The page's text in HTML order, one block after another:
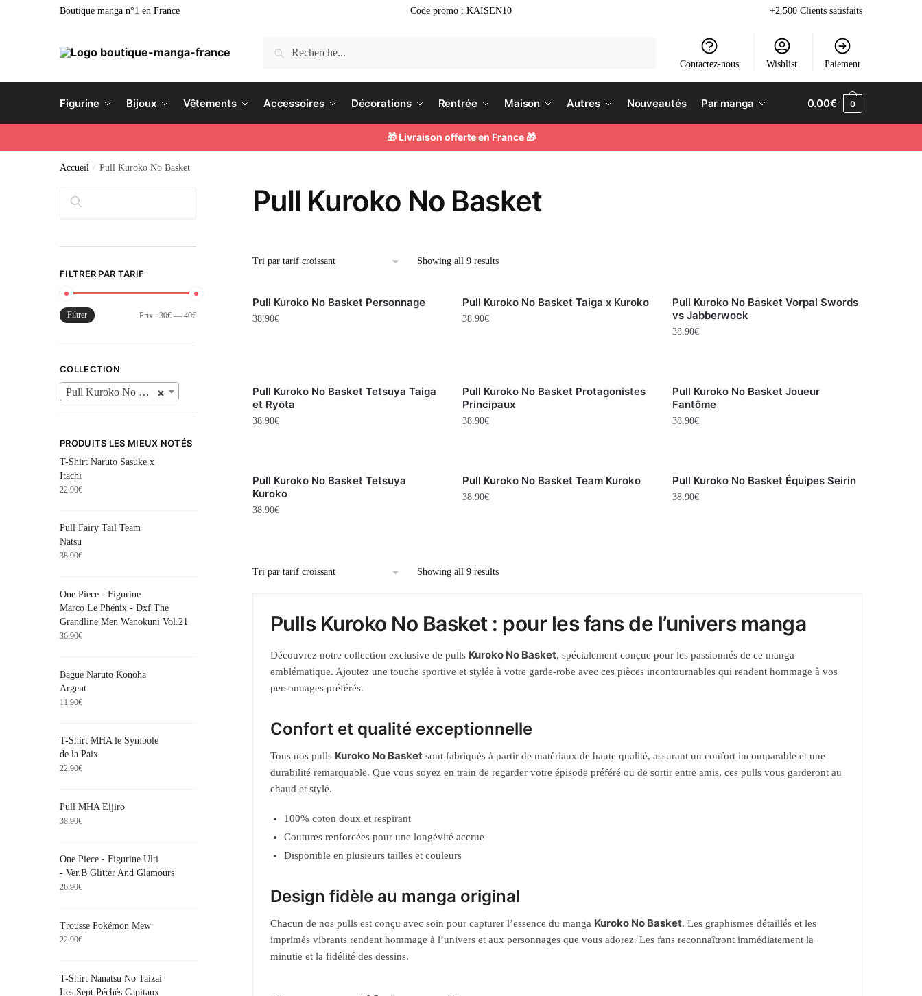
Boutique manga n°1 en France Code promo : KAISEN10 +2,500 Clients satisfaits
Recherche
Contactez-nous Wishlist Paiement
Figurine Bijoux Vêtements Accessoires Décorations Rentrée Maison Autres Nouveautés Par manga 0.00€ 0
🎁 Livraison offerte en France 🎁
Accueil / Pull Kuroko No Basket
Pull Kuroko No Basket
Showing all 9 results
Pull Kuroko No Basket Personnage
38.90€
Pull Kuroko No Basket Taiga x Kuroko
38.90€
Pull Kuroko No Basket Vorpal Swords
vs Jabberwock
38.90€
Pull Kuroko No Basket Tetsuya Taiga
et Ryōta
38.90€
Pull Kuroko No Basket Protagonistes
Principaux
38.90€
Pull Kuroko No Basket Joueur
Fantôme
38.90€
Pull Kuroko No Basket Tetsuya
Kuroko
38.90€
Pull Kuroko No Basket Team Kuroko
38.90€
Pull Kuroko No Basket Équipes Seirin
38.90€
Showing all 9 results
Pulls Kuroko No Basket : pour les fans de l’univers manga
Découvrez notre collection exclusive de pulls Kuroko No Basket, spécialement conçue pour les passionnés de ce manga
emblématique. Ajoutez une touche sportive et stylée à votre garde-robe avec ces pièces incontournables qui rendent hommage à vos
personnages préférés.
Confort et qualité exceptionnelle
Tous nos pulls Kuroko No Basketsont fabriqués à partir de matériaux de haute qualité, assurant un confort incomparable et une
durabilité remarquable. Que vous soyez en train de regarder votre épisode préféré ou de sortir entre amis, ces pulls vous garderont au
chaud et stylé.
100% coton doux et respirant
Coutures renforcées pour une longévité accrue
Disponible en plusieurs tailles et couleurs
Design fidèle au manga original
Chacun de nos pulls est conçu avec soin pour capturer l’essence du manga Kuroko No Basket. Les graphismes détaillés et les
imprimés vibrants rendent hommage à l’univers et aux personnages que vous adorez. Les fans reconnaîtront immédiatement la
minutie et la fidélité des dessins.
Rechercher
FILTRER PAR TARIF
Filtrer Prix : 30€— 40€
COLLECTION
×
Pull Kuroko No Basket
PRODUITS LES MIEUX NOTÉS
T-Shirt Naruto Sasuke x
Itachi
22.90€
Pull Fairy Tail Team
Natsu
38.90€
One Piece - Figurine
Marco Le Phénix - Dxf The
Grandline Men Wanokuni Vol.21
36.90€
Bague Naruto Konoha
Argent
11.90€
T-Shirt MHA le Symbole
de la Paix
22.90€
Pull MHA Eijiro
38.90€
One Piece - Figurine Ulti
- Ver.B Glitter And Glamours
26.90€
Trousse Pokémon Mew
22.90€
T-Shirt Nanatsu No Taizai
Les Sept Péchés Capitaux